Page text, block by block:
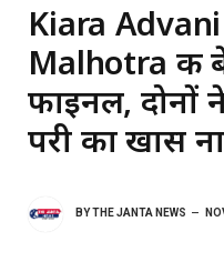
Kiara
Malhotra की
फाइनल, दोनों
परी का खास
BYTHE JANTA NEWS